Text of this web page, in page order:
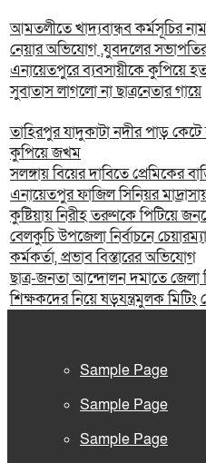
আমতলীতে খাদ্যবান্ধব কর্মসূচির
নেয়ার অভিযোগ ,যুবদলের সভাপতির
এনায়েতপুরে ব্যবসায়ীকে কুপিয়ে
সুবাতাস লাগলো না ছাত্রনেতার গায়ে
তাহিরপুর যাদুকাটা নদীর পাড়
কুপিয়ে জখম
সলঙ্গায় বিয়ের দাবিতে প্রেমিকের
এনায়েতপুর ফাজিল সিনিয়র
কুষ্টিয়ায় নিরীহ তরুণকে পিটিয়ে
বেলকুচি উপজেলা নির্বাচনে
কর্মকর্তা, প্রভাব বিস্তারের অভিযোগ
ছাত্র-জনতা আন্দোলন দমাতে
শিক্ষকদের নিয়ে ষড়যন্ত্রমুলক মিটিং
Sample Page
Sample Page
Sample Page